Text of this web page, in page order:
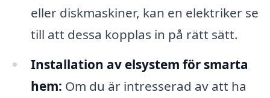
eller diskmaskiner, kan en elektriker se
till att dessa kopplas in på rätt sätt.
Installation av elsystem för smarta
hem: Om du är intresserad av att ha